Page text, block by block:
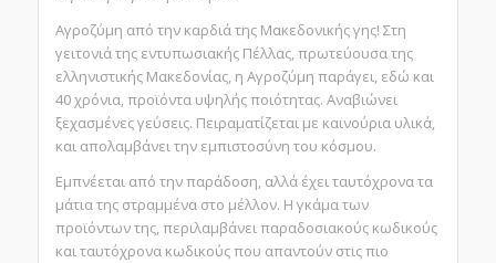
Αγροζύμη από την καρδιά της Μακεδονικής γης! Στη
γειτονιά της εντυπωσιακής Πέλλας, πρωτεύουσα της
ελληνιστικής Μακεδονίας, η Αγροζύμη παράγει, εδώ και
40 χρόνια, προϊόντα υψηλής ποιότητας. Αναβιώνει
ξεχασμένες γεύσεις. Πειραματίζεται με καινούρια υλικά,
και απολαμβάνει την εμπιστοσύνη του κόσμου.
Εμπνέεται από την παράδοση, αλλά έχει ταυτόχρονα τα
μάτια της στραμμένα στο μέλλον. Η γκάμα των
προϊόντων της, περιλαμβάνει παραδοσιακούς κωδικούς
και ταυτόχρονα κωδικούς που απαντούν στις πιο